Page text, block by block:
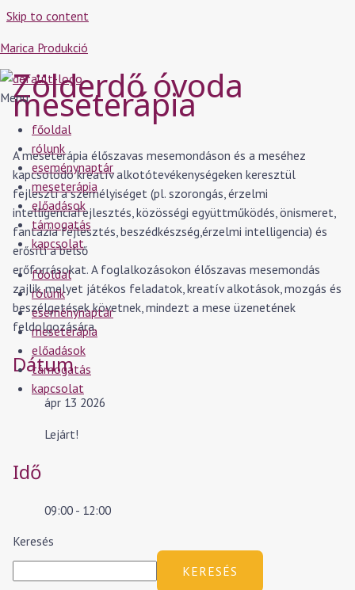
Skip to content
Marica Produkció
Menu
főoldal
rólunk
eseménynaptár
meseterápia
előadások
támogatás
kapcsolat
főoldal
rólunk
eseménynaptár
meseterápia
előadások
támogatás
kapcsolat
Zölderdő óvoda
meseterápia
A meseterápia élőszavas mesemondáson és a meséhez
kapcsolódó kreatív alkotótevékenységeken keresztül
fejleszti a személyiséget (pl. szorongás, érzelmi
intelligenciafejlesztés, közösségi együttműködés, önismeret,
fantázia fejlesztés, beszédkészség,érzelmi intelligencia) és
erősíti a belső
erőforrásokat. A foglalkozásokon élőszavas mesemondás
zajlik, melyet játékos feladatok, kreatív alkotások, mozgás és
beszélgetések követnek, mindezt a mese üzenetének
feldolgozására.
Dátum
ápr 13 2026
Lejárt!
Idő
09:00 - 12:00
Keresés
KERESÉS